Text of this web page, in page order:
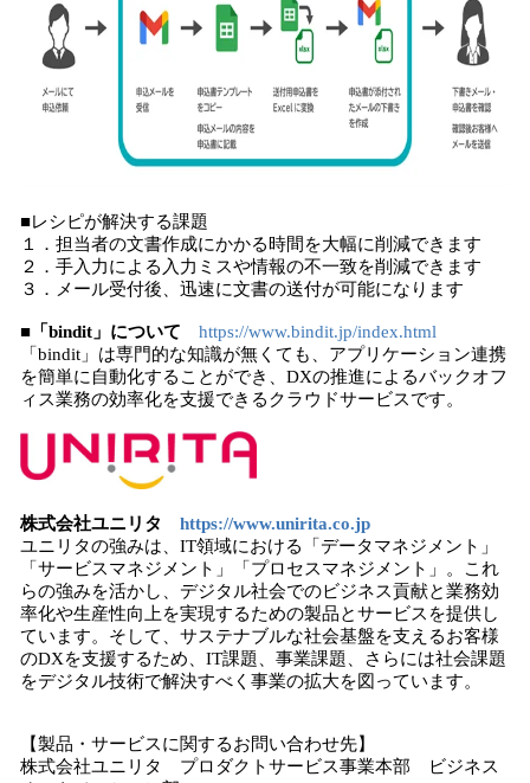
■レシピが解決する課題
１．担当者の文書作成にかかる時間を大幅に削減できます
２．手入力による入力ミスや情報の不一致を削減できます
３．メール受付後、迅速に文書の送付が可能になります
■「bindit」について https://www.bindit.jp/index.html
「bindit」は専門的な知識が無くても、アプリケーション連携
を簡単に自動化することができ、DXの推進によるバックオフ
ィス業務の効率化を支援できるクラウドサービスです。
株式会社ユニリタ https://www.unirita.co.jp
ユニリタの強みは、IT領域における「データマネジメント」
「サービスマネジメント」「プロセスマネジメント」。これ
らの強みを活かし、デジタル社会でのビジネス貢献と業務効
率化や生産性向上を実現するための製品とサービスを提供し
ています。そして、サステナブルな社会基盤を支えるお客様
のDXを支援するため、IT課題、事業課題、さらには社会課題
をデジタル技術で解決すべく事業の拡大を図っています。
【製品・サービスに関するお問い合わせ先】
株式会社ユニリタ プロダクトサービス事業本部 ビジネス